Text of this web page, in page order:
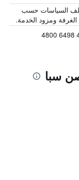
السياسات حسب
الغرفة ومزود الخدمة.
سبا